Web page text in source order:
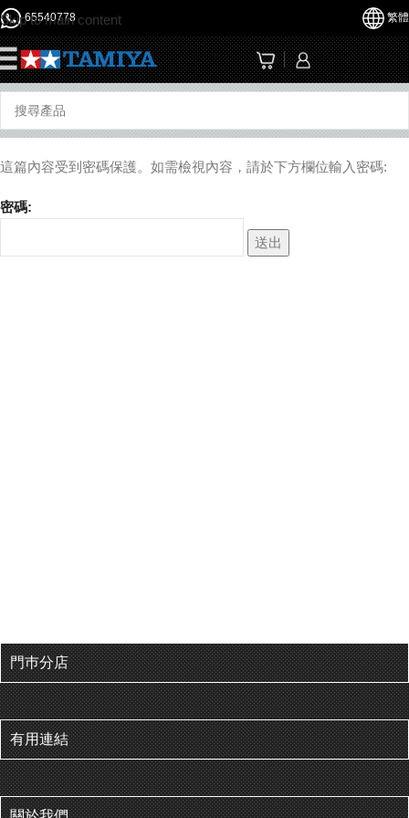
Skip to main content
65540778 繁體
這篇內容受到密碼保護。如需檢視內容，請於下方欄位輸入密碼:
密碼:
門巿分店
有用連結